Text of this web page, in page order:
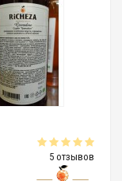
5 отзывов